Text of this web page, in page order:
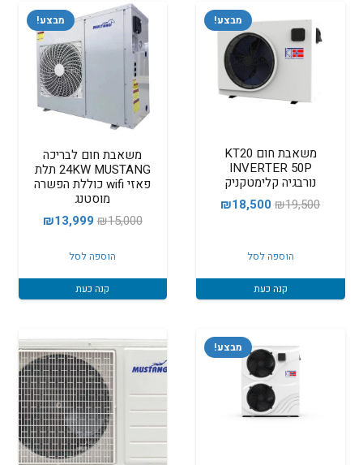
מבצע!
משאבת חום KT20
INVERTER 50P
נורבגיה קלימטקניק
₪19,500
המחיר ₪18,500
המחיר
הוספה לסל
קנה כעת
מבצע!
משאבת חום לבריכה
24KW MUSTANG תלת
פאזי wifi כוללת הפשרה
מוסטנג
₪15,000
המחיר
היה:
₪15,000.
₪13,999
הוספה לסל
קנה כעת
מבצע!